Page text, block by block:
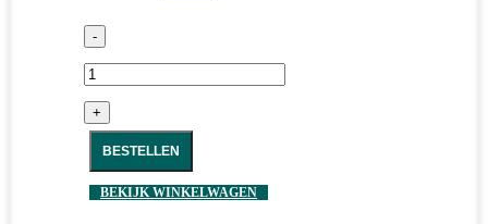
-
+
BESTELLEN
BEKIJK WINKELWAGEN